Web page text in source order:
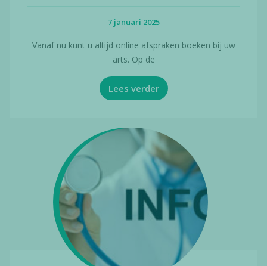
7 januari 2025
Vanaf nu kunt u altijd online afspraken boeken bij uw
arts. Op de
Lees verder